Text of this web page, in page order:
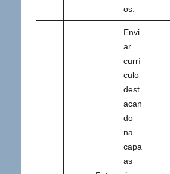
os.
Envi
ar
currí
culo
dest
acan
do
na
capa
as